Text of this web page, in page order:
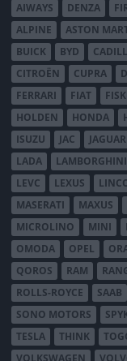
AIWAYS DENZA
ALPINE
ASTON
BUICK
BYD
CITROËN
CUPRA
FERRARI
FIAT
HOLDEN
HONDA
ISUZU
JAC JAGUAR
LADA
LAMBORGHINI
LEVC
LEXUS
MASERATI
MAXUS
MICROLINO
MINI
OMODA
OPEL
QOROS
RAM
ROLLS-ROYCE
SAAB
SONO MOTORS
TESLA
THINK
VOLKSWAGEN